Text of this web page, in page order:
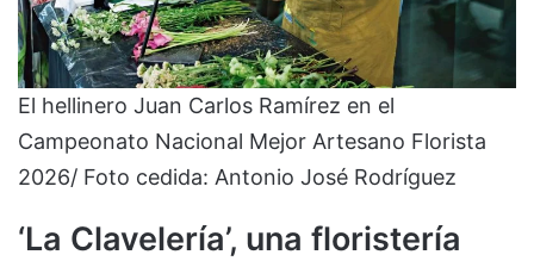
El hellinero Juan Carlos Ramírez en el
Campeonato Nacional Mejor Artesano Florista
2026/ Foto cedida: Antonio José Rodríguez
‘La Clavelería’, una floristería